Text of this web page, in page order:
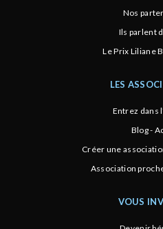
Nos
Ils parlent
Le Prix Liliane
LES
Entrez dans
Blog -
Créer une
Association
VOUS